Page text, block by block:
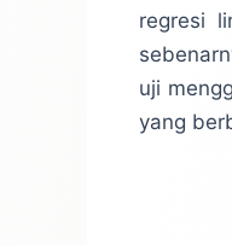
regresi
uji
yang